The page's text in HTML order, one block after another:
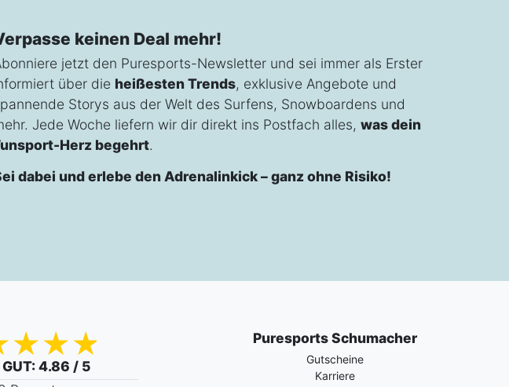
keinen Deal mehr!
jetzt den Puresports-Newsletter und sei immer als Erster
über die heißesten Trends, exklusive Angebote und
Storys aus der Welt des Surfens, Snowboardens und
Jede Woche liefern wir dir direkt ins Postfach alles, was dein
Herz begehrt.
dabei und erlebe den Adrenalinkick – ganz ohne Risiko!
: 4.86 / 5
Puresports Schumacher
Gutscheine
Karriere